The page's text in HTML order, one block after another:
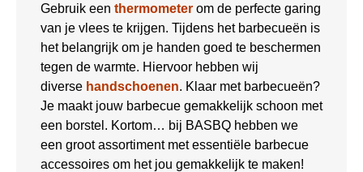
Gebruik een thermometer om de perfecte garing
van je vlees te krijgen. Tijdens het barbecueën is
het belangrijk om je handen goed te beschermen
tegen de warmte. Hiervoor hebben wij
diverse handschoenen. Klaar met barbecueën?
Je maakt jouw barbecue gemakkelijk schoon met
een borstel. Kortom… bij BASBQ hebben we
een groot assortiment met essentiële barbecue
accessoires om het jou gemakkelijk te maken!